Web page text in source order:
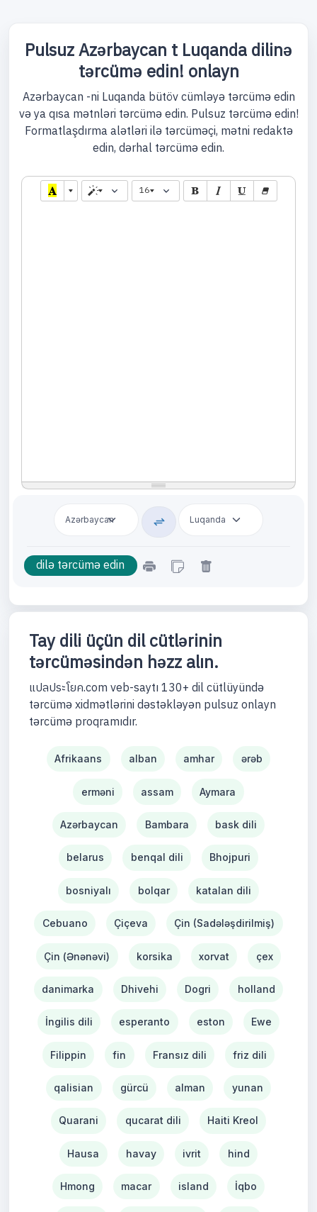
Pulsuz Azərbaycan t Luqanda dilinə
tərcümə edin! onlayn
Azərbaycan -ni Luqanda bütöv cümləyə tərcümə edin
və ya qısa mətnləri tərcümə edin. Pulsuz tərcümə edin!
Formatlaşdırma alətləri ilə tərcüməçi, mətni redaktə
edin, dərhal tərcümə edin.
16
Tay dili üçün dil cütlərinin
tərcüməsindən həzz alın.
แปลประโยค.com veb-saytı 130+ dil cütlüyündə
tərcümə xidmətlərini dəstəkləyən pulsuz onlayn
tərcümə proqramıdır.
Afrikaans alban amhar ərəb
erməni assam Aymara
Azərbaycan Bambara bask dili
belarus benqal dili Bhojpuri
bosniyalı bolqar katalan dili
Cebuano Çiçeva Çin (Sadələşdirilmiş)
Çin (Ənənəvi) korsika xorvat çex
danimarka Dhivehi Dogri holland
İngilis dili esperanto eston Ewe
Filippin fin Fransız dili friz dili
qalisian gürcü alman yunan
Quarani qucarat dili Haiti Kreol
Hausa havay ivrit hind
Hmong macar island İqbo